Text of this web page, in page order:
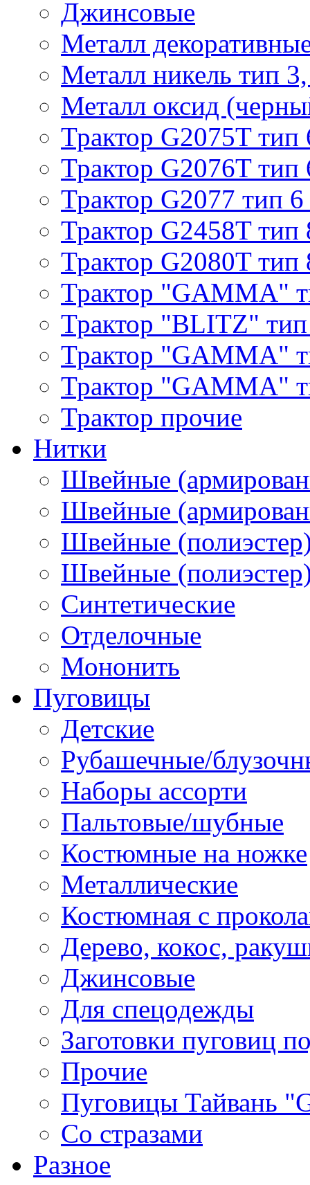
Джинсовые
Металл
Металл никель тип
Металл оксид
Трактор G2075T тип
Трактор G2076T тип
Трактор G2077 тип 6
Трактор G2458T тип
Трактор G2080T тип
Трактор "GAMMA"
Трактор "BLITZ"
Трактор "GAMMA"
Трактор "GAMMA"
Трактор прочие
Нитки
Швейные
Швейные
Швейные
Швейные
Синтетические
Отделочные
Мононить
Пуговицы
Детские
Рубашечные/
Наборы ассорти
Пальтовые/шубные
Костюмные на ножке
Металлические
Костюмная с
Дерево, кокос,
Джинсовые
Для спецодежды
Заготовки пуговиц
Прочие
Пуговицы Тайвань
Со стразами
Разное